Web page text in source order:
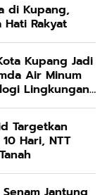
di Kupang,
Rakyat
Kupang Jadi
Air Minum
Lingkungan
Targetkan
Hari, NTT